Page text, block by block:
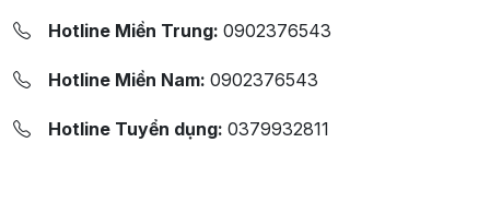
Hotline Miền Trung: 0902376543
Hotline Miền Nam: 0902376543
Hotline Tuyển dụng: 0379932811